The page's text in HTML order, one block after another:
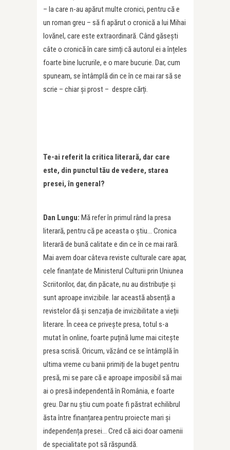
– la care n-au apărut multe cronici, pentru că e
un roman greu – să fi apărut o cronică a lui Mihai
Iovănel, care este extraordinară. Când găsești
câte o cronică în care simți că autorul ei a înțeles
foarte bine lucrurile, e o mare bucurie. Dar, cum
spuneam, se întâmplă din ce în ce mai rar să se
scrie – chiar și prost – despre cărți.
Te-ai referit la critica literară, dar care
este, din punctul tău de vedere, starea
presei, în general?
Dan Lungu: Mă refer în primul rând la presa
literară, pentru că pe aceasta o știu… Cronica
literară de bună calitate e din ce în ce mai rară.
Mai avem doar câteva reviste culturale care apar,
cele finanțate de Ministerul Culturii prin Uniunea
Scriitorilor, dar, din păcate, nu au distribuție și
sunt aproape invizibile. Iar această absență a
revistelor dă și senzația de invizibilitate a vieții
literare. În ceea ce privește presa, totul s-a
mutat în online, foarte puțină lume mai citește
presa scrisă. Oricum, văzând ce se întâmplă în
ultima vreme cu banii primiți de la buget pentru
presă, mi se pare că e aproape imposibil să mai
ai o presă independentă în România, e foarte
greu. Dar nu știu cum poate fi păstrat echilibrul
ăsta între finanțarea pentru proiecte mari și
independența presei… Cred că aici doar oamenii
de specialitate pot să răspundă.